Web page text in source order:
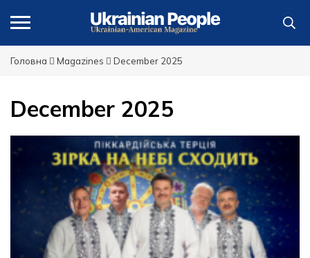
Головна Magazines December 2025
December 2025